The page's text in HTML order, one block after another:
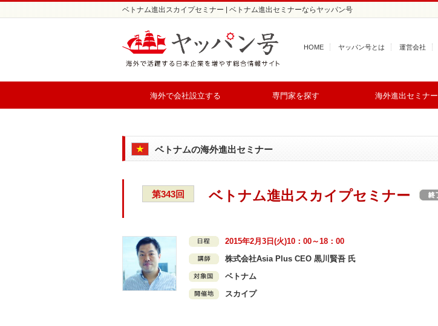
ベトナム進出スカイプセミナー | ベトナム進出セミナーならヤッパン号
HOME ヤッパン号とは 運営会社
海外で会社設立する 専門家を探す 海外進出セミナー
ベトナムの海外進出セミナー
第343回 ベトナム進出スカイプセミナー
2015年2月3日(火)10：00～18：00
株式会社Asia Plus CEO 黒川賢吾 氏
ベトナム
スカイプ